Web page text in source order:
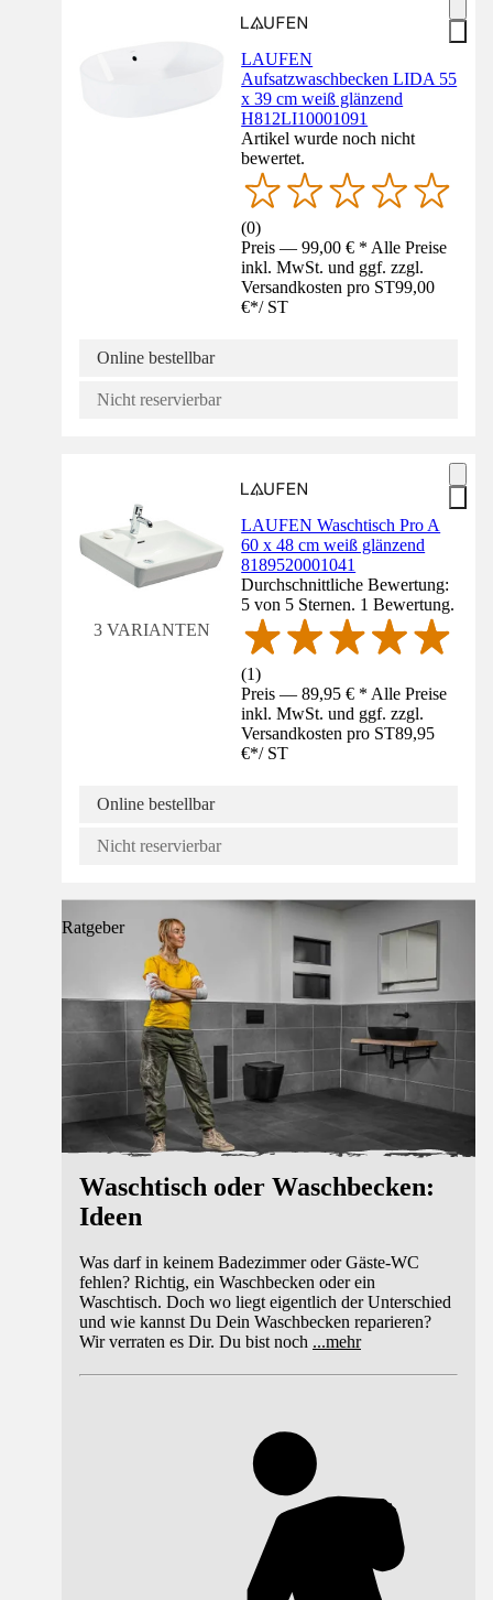
LAUFEN
Aufsatzwaschbecken LIDA 55
x 39 cm weiß glänzend
H812LI10001091
Artikel wurde noch nicht
bewertet.
(0)
Preis — 99,00 € * Alle Preise
inkl. MwSt. und ggf. zzgl.
Versandkosten pro ST99,00
€*/ ST
Online bestellbar
Nicht reservierbar
3 VARIANTEN
LAUFEN Waschtisch Pro A
60 x 48 cm weiß glänzend
8189520001041
Durchschnittliche Bewertung:
5 von 5 Sternen. 1 Bewertung.
(1)
Preis — 89,95 € * Alle Preise
inkl. MwSt. und ggf. zzgl.
Versandkosten pro ST89,95
€*/ ST
Online bestellbar
Nicht reservierbar
Ratgeber
Waschtisch oder Waschbecken:
Ideen
Was darf in keinem Badezimmer oder Gäste-WC
fehlen? Richtig, ein Waschbecken oder ein
Waschtisch. Doch wo liegt eigentlich der Unterschied
und wie kannst Du Dein Waschbecken reparieren?
Wir verraten es Dir. Du bist noch ...mehr